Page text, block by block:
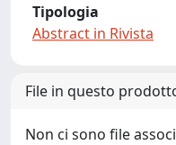
Tipologia
Abstract in Rivista
File in questo
Non ci sono file